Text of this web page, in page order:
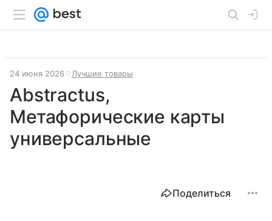
24 июня 2026 Лучшие товары
Abstractus,
Метафорические карты
универсальные
Поделиться